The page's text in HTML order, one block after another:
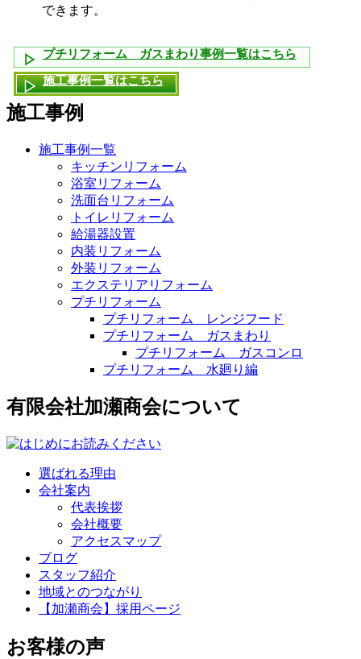
できます。
プチリフォーム ガスまわり事例一覧はこちら
施工事例一覧はこちら
施工事例
施工事例一覧
キッチンリフォーム
浴室リフォーム
洗面台リフォーム
トイレリフォーム
給湯器設置
内装リフォーム
外装リフォーム
エクステリアリフォーム
プチリフォーム
プチリフォーム レンジフード
プチリフォーム ガスまわり
プチリフォーム ガスコンロ
プチリフォーム 水廻り編
有限会社加瀬商会について
選ばれる理由
会社案内
代表挨拶
会社概要
アクセスマップ
ブログ
スタッフ紹介
地域とのつながり
【加瀬商会】採用ページ
お客様の声